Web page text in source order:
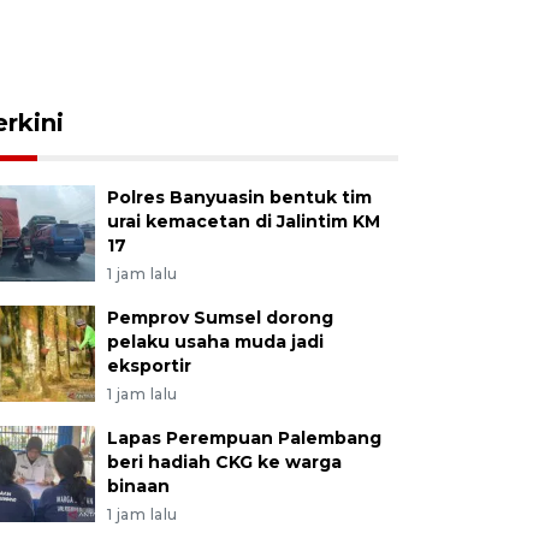
Polres Banyuasin bentuk tim
urai kemacetan di Jalintim KM
17
1 jam lalu
Pemprov Sumsel dorong
pelaku usaha muda jadi
eksportir
1 jam lalu
Lapas Perempuan Palembang
beri hadiah CKG ke warga
binaan
1 jam lalu